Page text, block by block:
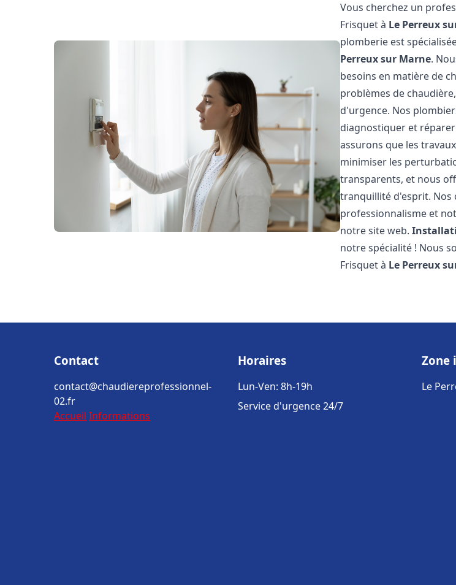
Vous cherchez un
Frisquet à Le Perreux
plomberie est
Perreux sur Marne.
besoins en matière de
problèmes de
d'urgence. Nos
diagnostiquer et
assurons que les
minimiser les
transparents, et nous
tranquillité d'esprit. Nos
professionnalisme et
notre site web.
notre spécialité ! Nous
Frisquet à Le Perreux
Contact
contact@chaudiereprofessionnel-
02.fr
Accueil Informations
Horaires
Lun-Ven: 8h-19h
Service d'urgence 24/7
Zone
Le